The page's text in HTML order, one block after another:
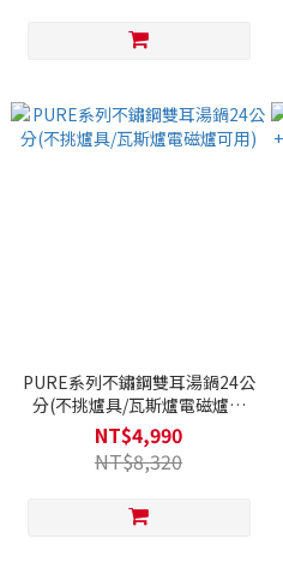
PURE系列不鏽鋼雙耳湯鍋24公
分(不挑爐具/瓦斯爐電磁爐可
用)
NT$4,990
NT$8,320